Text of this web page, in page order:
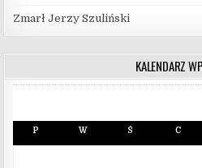
Zmarł Jerzy Szuliński
KALENDARZ
P W Ś C